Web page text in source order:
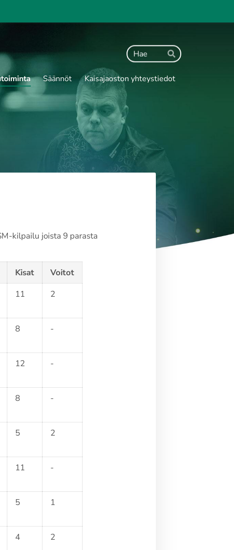
Haku
Hae
Säännöt Kaisajaoston yhteystiedot
kilpailu joista 9 parasta
Kisat
Voitot
11 2
8 -
12 -
8 -
5 2
11 -
5 1
4 2